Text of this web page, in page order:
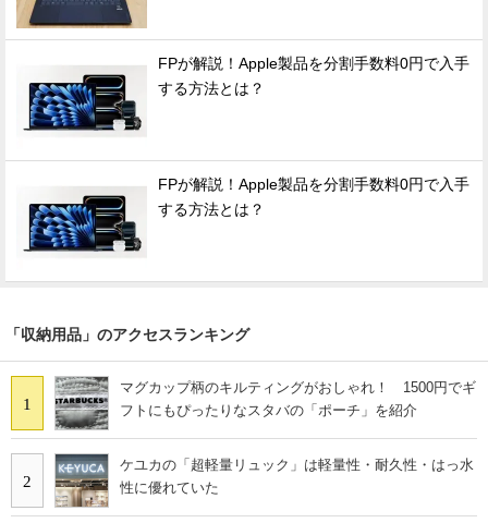
FPが解説！Apple製品を分割手数料0円で入手
する方法とは？
FPが解説！Apple製品を分割手数料0円で入手
する方法とは？
「収納用品」のアクセスランキング
1
マグカップ柄のキルティングがおしゃれ！ 1500円でギ
フトにもぴったりなスタバの「ポーチ」を紹介
2
ケユカの「超軽量リュック」は軽量性・耐久性・はっ水
性に優れていた